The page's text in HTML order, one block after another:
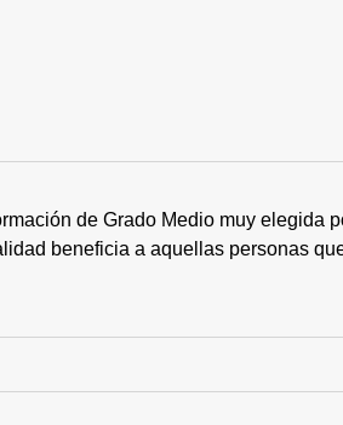
de Grado Medio muy elegida
beneficia a aquellas personas